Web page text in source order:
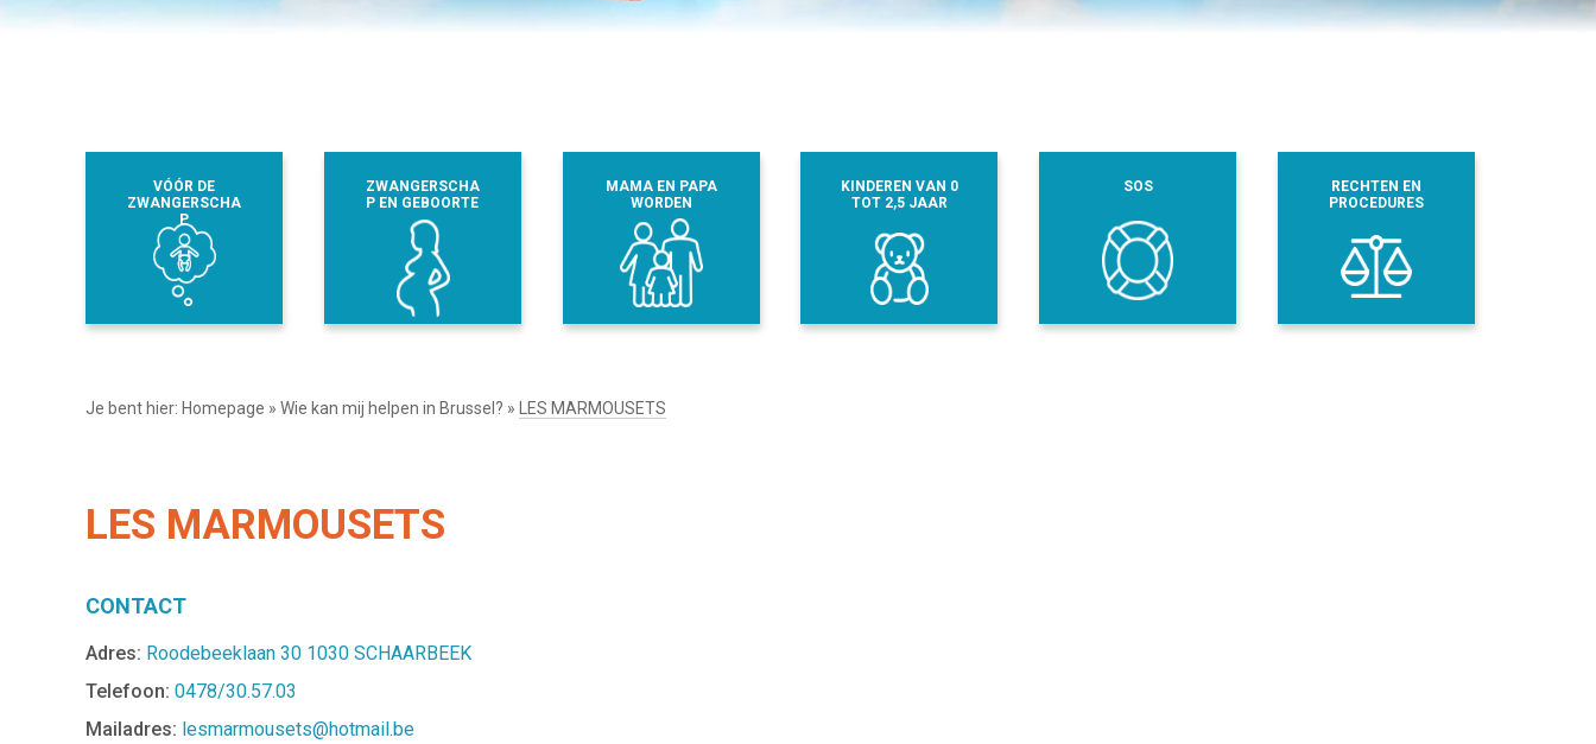
VÓÓR DE
ZWANGERSCHA
P
ZWANGERSCHA
P EN GEBOORTE
MAMA EN PAPA
WORDEN
KINDEREN VAN 0
TOT 2,5 JAAR
SOS
RECHTEN EN
PROCEDURES
Je bent hier: Homepage » Wie kan mij helpen in Brussel? » LES MARMOUSETS
LES MARMOUSETS
CONTACT
Adres: Roodebeeklaan 30 1030 SCHAARBEEK
Telefoon: 0478/30.57.03
Mailadres: lesmarmousets@hotmail.be